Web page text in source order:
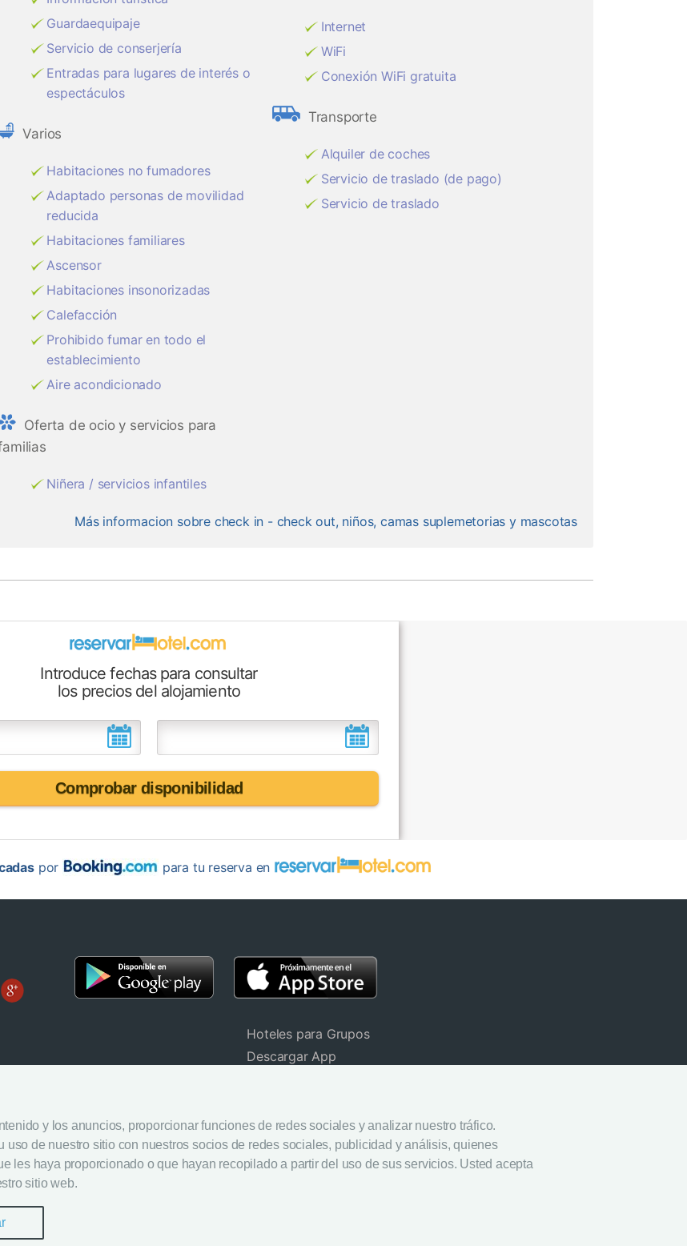
Guardaequipaje
Servicio de conserjería
Entradas para lugares de interés o
espectáculos
Varios
Habitaciones no fumadores
Adaptado personas de movilidad
reducida
Habitaciones familiares
Ascensor
Habitaciones insonorizadas
Calefacción
Prohibido fumar en todo el
establecimiento
Aire acondicionado
Oferta de ocio y servicios para
Niñera / servicios infantiles
Internet
WiFi
Conexión WiFi gratuita
Transporte
Alquiler de coches
Servicio de traslado (de pago)
Servicio de traslado
Más informacion sobre check in - check out, niños, camas suplemetorias y mascotas
Introduce fechas para consultar
los precios del alojamiento
Comprobar disponibilidad
por para tu reserva en
(FAQ)
Hoteles para Grupos
Descargar App
Política de Privacidad
Política de Cookies
2017 ReservarHotel.com | Todos los derechos reservados
y los anuncios, proporcionar funciones de redes sociales y analizar nuestro tráfico.
uso de nuestro sitio con nuestros socios de redes sociales, publicidad y análisis, quienes
les haya proporcionado o que hayan recopilado a partir del uso de sus servicios. Usted acepta
sitio web.